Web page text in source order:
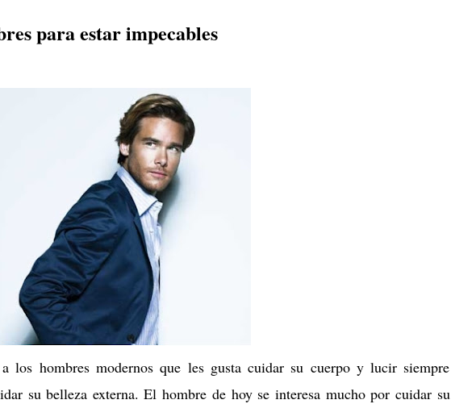
para estar impecables
los hombres modernos que les gusta cuidar su cuerpo y lucir siempre
su belleza externa. El hombre de hoy se interesa mucho por cuidar su